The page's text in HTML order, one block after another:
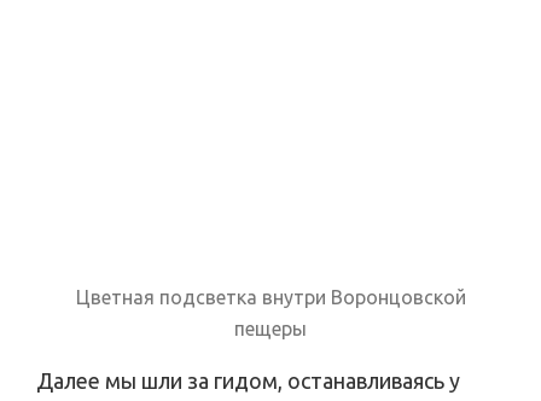
Цветная подсветка внутри Воронцовской
пещеры
Далее мы шли за гидом, останавливаясь у